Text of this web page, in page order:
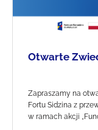
Otwarte
Zapraszamy na
Fortu Sidzina z
w ramach akcji